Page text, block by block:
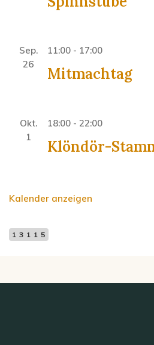
Sep.
26
11:00 - 17:00
Mitmachtag
Okt.
1
18:00 - 22:00
Klöndör-
Kalender anzeigen
13115